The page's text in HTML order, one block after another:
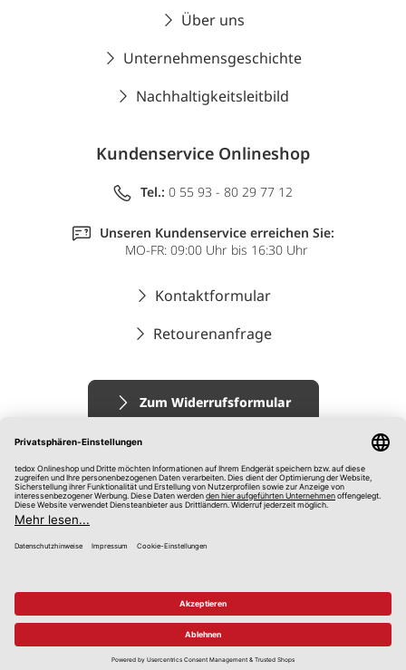
Über uns
Unternehmensgeschichte
Nachhaltigkeitsleitbild
Kundenservice Onlineshop
Tel.: 0 55 93 - 80 29 77 12
Unseren Kundenservice erreichen Sie:
MO-FR: 09:00 Uhr bis 16:30 Uhr
Kontaktformular
Retourenanfrage
Zum Widerrufsformular
© 2026 tedox KG
Impressum
AGB
Datenschutz
Hinweisgebersystem